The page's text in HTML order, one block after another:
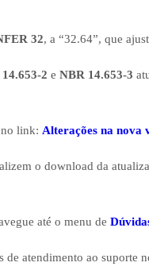
da
do
32, a “32.64”, que
2 e NBR 14.653-3
no link: Alterações na nova
o download da
até o menu de
de atendimento ao suporte